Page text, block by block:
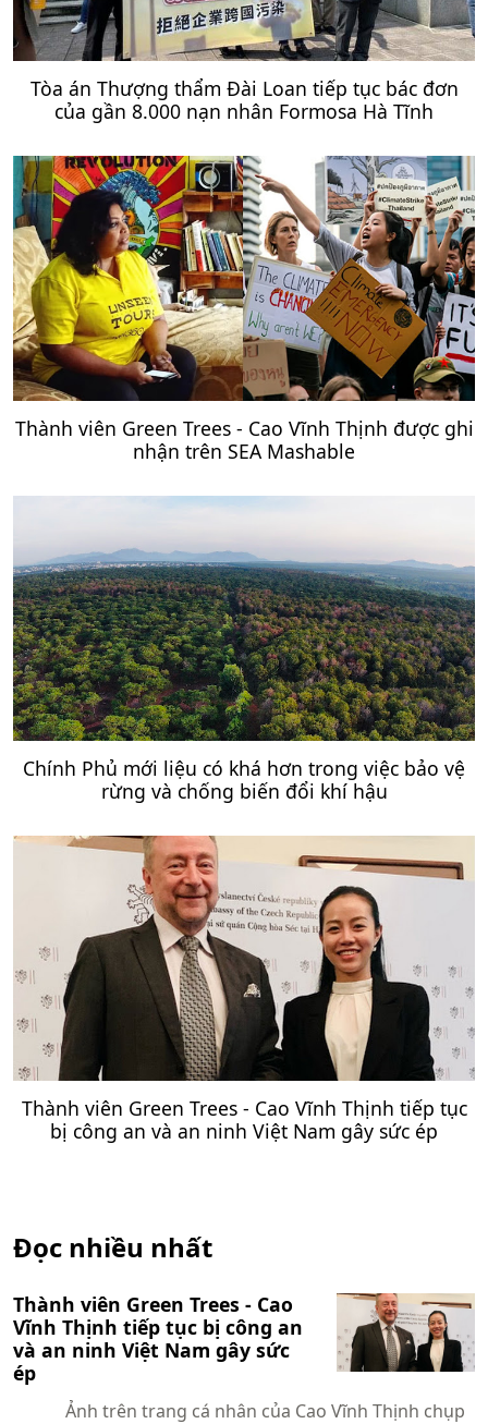
Tòa án Thượng thẩm Đài Loan tiếp tục bác đơn
của gần 8.000 nạn nhân Formosa Hà Tĩnh
Thành viên Green Trees - Cao Vĩnh Thịnh được ghi
nhận trên SEA Mashable
Chính Phủ mới liệu có khá hơn trong việc bảo vệ
rừng và chống biến đổi khí hậu
Thành viên Green Trees - Cao Vĩnh Thịnh tiếp tục
bị công an và an ninh Việt Nam gây sức ép
Đọc nhiều nhất
Thành viên Green Trees - Cao
Vĩnh Thịnh tiếp tục bị công an
và an ninh Việt Nam gây sức
ép
Ảnh trên trang cá nhân của Cao Vĩnh Thịnh chụp